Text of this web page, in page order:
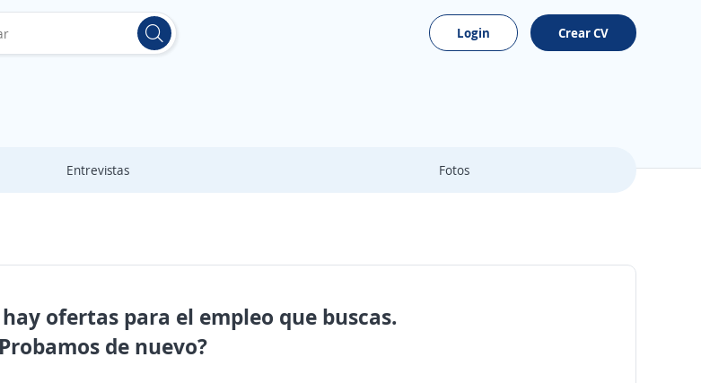
Login Crear CV
Entrevistas Fotos
hay ofertas para el empleo que buscas.
de nuevo?